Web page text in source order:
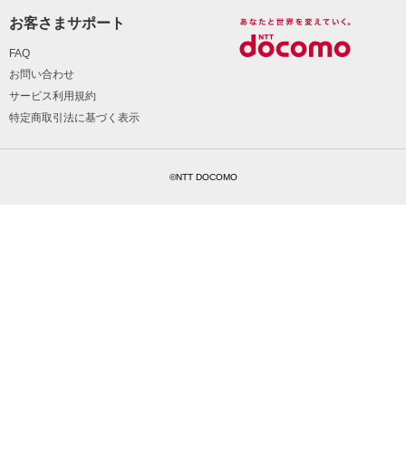
お客さまサポート
FAQ
お問い合わせ
サービス利用規約
特定商取引法に基づく表示
©NTT DOCOMO